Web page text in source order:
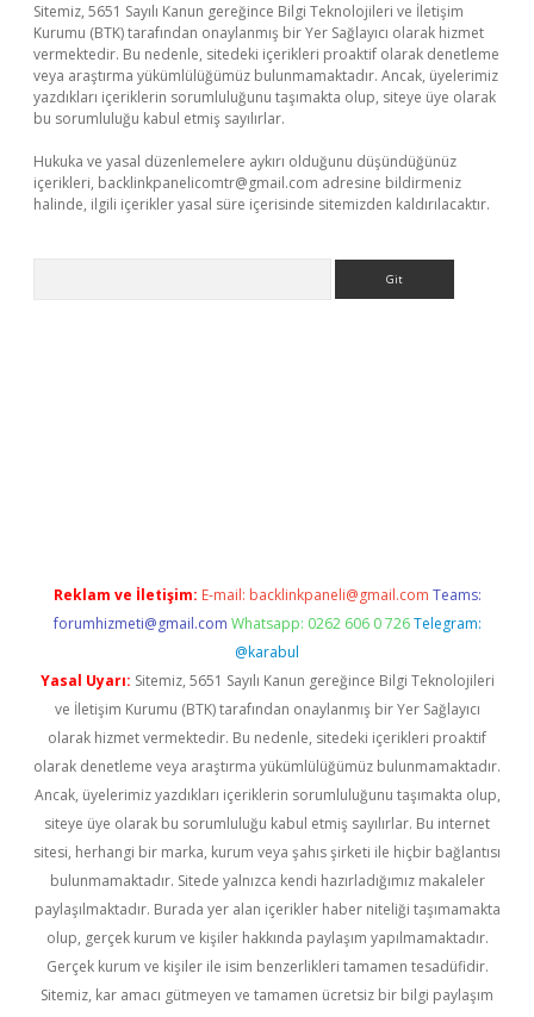
Sitemiz, 5651 Sayılı Kanun gereğince Bilgi Teknolojileri ve İletişim
Kurumu (BTK) tarafından onaylanmış bir Yer Sağlayıcı olarak hizmet
vermektedir. Bu nedenle, sitedeki içerikleri proaktif olarak denetleme
veya araştırma yükümlülüğümüz bulunmamaktadır. Ancak, üyelerimiz
yazdıkları içeriklerin sorumluluğunu taşımakta olup, siteye üye olarak
bu sorumluluğu kabul etmiş sayılırlar.
Hukuka ve yasal düzenlemelere aykırı olduğunu düşündüğünüz
içerikleri, backlinkpanelicomtr@gmail.com adresine bildirmeniz
halinde, ilgili içerikler yasal süre içerisinde sitemizden kaldırılacaktır.
Reklam ve İletişim: E-mail: backlinkpaneli@gmail.com Teams:
forumhizmeti@gmail.com Whatsapp: 0262 606 0 726 Telegram:
@karabul
Yasal Uyarı: Sitemiz, 5651 Sayılı Kanun gereğince Bilgi Teknolojileri
ve İletişim Kurumu (BTK) tarafından onaylanmış bir Yer Sağlayıcı
olarak hizmet vermektedir. Bu nedenle, sitedeki içerikleri proaktif
olarak denetleme veya araştırma yükümlülüğümüz bulunmamaktadır.
Ancak, üyelerimiz yazdıkları içeriklerin sorumluluğunu taşımakta olup,
siteye üye olarak bu sorumluluğu kabul etmiş sayılırlar. Bu internet
sitesi, herhangi bir marka, kurum veya şahıs şirketi ile hiçbir bağlantısı
bulunmamaktadır. Sitede yalnızca kendi hazırladığımız makaleler
paylaşılmaktadır. Burada yer alan içerikler haber niteliği taşımamakta
olup, gerçek kurum ve kişiler hakkında paylaşım yapılmamaktadır.
Gerçek kurum ve kişiler ile isim benzerlikleri tamamen tesadüfidir.
Sitemiz, kar amacı gütmeyen ve tamamen ücretsiz bir bilgi paylaşım